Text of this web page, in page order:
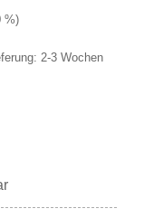
%)
2-3 Wochen